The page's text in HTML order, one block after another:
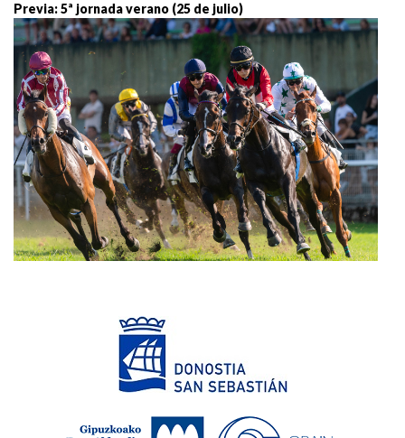
Previa: 5ª jornada verano (25 de julio)